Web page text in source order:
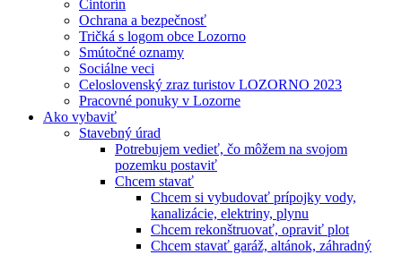
Cintorín
Ochrana a bezpečnosť
Tričká s logom obce Lozorno
Smútočné oznamy
Sociálne veci
Celoslovenský zraz turistov LOZORNO 2023
Pracovné ponuky v Lozorne
Ako vybaviť
Stavebný úrad
Potrebujem vedieť, čo môžem na svojom
pozemku postaviť
Chcem stavať
Chcem si vybudovať prípojky vody,
kanalizácie, elektriny, plynu
Chcem rekonštruovať, opraviť plot
Chcem stavať garáž, altánok, záhradný